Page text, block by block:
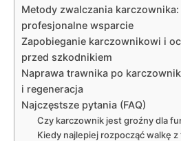
Metody zwalczania karczownika:
profesjonalne wsparcie
Zapobieganie karczownikowi i
przed szkodnikiem
Naprawa trawnika po
i regeneracja
Najczęstsze pytania (FAQ)
Czy karczownik jest groźny dla
Kiedy najlepiej rozpocząć walkę